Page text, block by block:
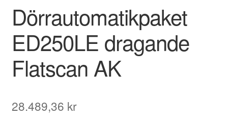
Dörrautomatikpaket
ED250LE dragande
Flatscan AK
28.489,36 kr